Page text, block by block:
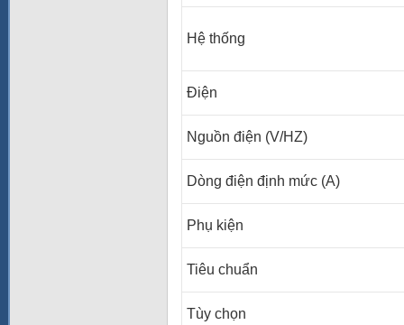
Hệ thống
Điện
Nguồn điện (V/HZ)
Dòng điện định mức (A)
Phụ kiện
Tiêu chuẩn
Tùy chọn